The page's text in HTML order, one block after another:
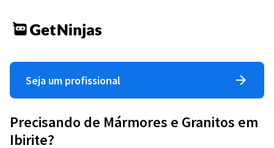
Seja um profissional
Precisando de Mármores e Granitos em
Ibirite?